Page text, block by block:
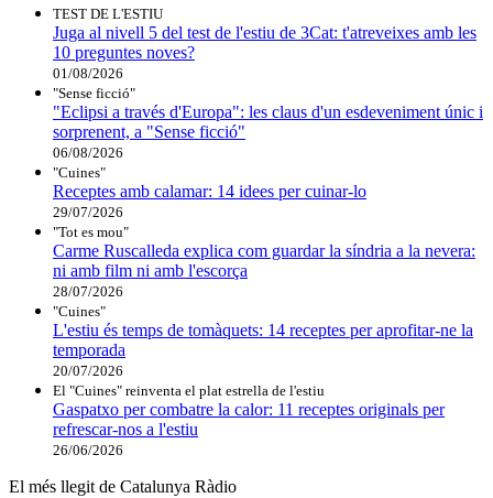
TEST DE L'ESTIU
Juga al nivell 5 del test de l'estiu de 3Cat: t'atreveixes amb les
10 preguntes noves?
01/08/2026
"Sense ficció"
"Eclipsi a través d'Europa": les claus d'un esdeveniment únic i
sorprenent, a "Sense ficció"
06/08/2026
"Cuines"
Receptes amb calamar: 14 idees per cuinar-lo
29/07/2026
"Tot es mou"
Carme Ruscalleda explica com guardar la síndria a la nevera:
ni amb film ni amb l'escorça
28/07/2026
"Cuines"
L'estiu és temps de tomàquets: 14 receptes per aprofitar-ne la
temporada
20/07/2026
El "Cuines" reinventa el plat estrella de l'estiu
Gaspatxo per combatre la calor: 11 receptes originals per
refrescar-nos a l'estiu
26/06/2026
El més llegit de Catalunya Ràdio